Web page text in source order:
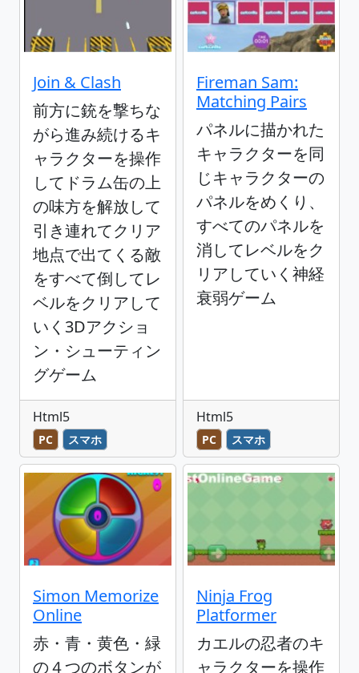
Join & Clash
前方に銃を撃ちな
がら進み続けるキ
ャラクターを操作
してドラム缶の上
の味方を解放して
引き連れてクリア
地点で出てくる敵
をすべて倒してレ
ベルをクリアして
いく3Dアクショ
ン・シューティン
グゲーム
Html5
PC スマホ
Fireman Sam:
Matching Pairs
パネルに描かれた
キャラクターを同
じキャラクターの
パネルをめくり、
すべてのパネルを
消してレベルをク
リアしていく神経
衰弱ゲーム
Html5
PC スマホ
Simon Memorize
Online
赤・青・黄色・緑
の４つのボタンが
Ninja Frog
Platformer
カエルの忍者のキ
ャラクターを操作